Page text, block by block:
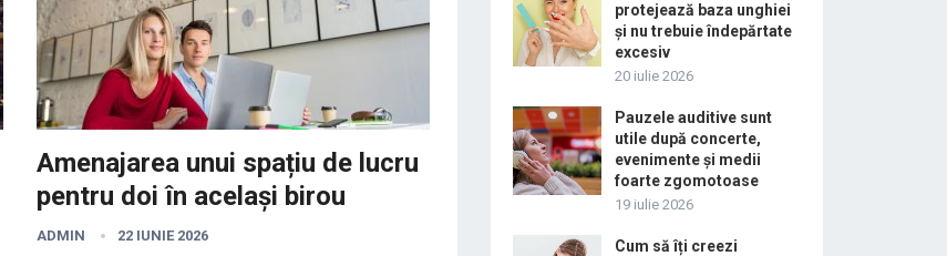
Amenajarea unui spațiu de lucru
pentru doi în același birou
ADMIN 22 IUNIE 2026
protejează baza unghiei
și nu trebuie îndepărtate
excesiv
20 iulie 2026
Pauzele auditive sunt
utile după concerte,
evenimente și medii
foarte zgomotoase
19 iulie 2026
Cum să îți creezi